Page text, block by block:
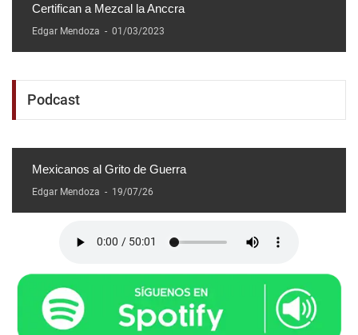
Certifican a Mezcal la Anccra
Edgar Mendoza - 01/03/2023
Podcast
Mexicanos al Grito de Guerra
Edgar Mendoza - 19/07/26